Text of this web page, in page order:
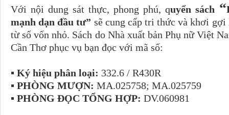
Với nội dung sát thực, phong phú, quyển sách “
mạnh dạn đầu tư” sẽ cung cấp tri thức và khơi
từ số vốn nhỏ. Sách do Nhà xuất bản Phụ nữ Việt
Cần Thơ phục vụ bạn đọc với mã số:
▪ Ký hiệu phân loại: 332.6 / R430R
▪ PHÒNG MƯỢN: MA.025758; MA.025759
▪ PHÒNG ĐỌC TỔNG HỢP: DV.060981